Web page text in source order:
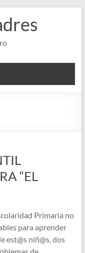
“EL
Primaria no
para aprender
est@s niñ@s, dos